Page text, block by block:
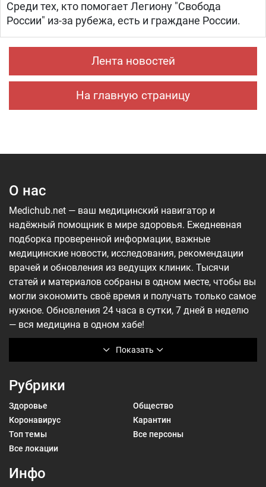
Среди тех, кто помогает Легиону "Свобода
России" из-за рубежа, есть и граждане России.
Лента новостей
На главную страницу
О нас
Показать
Medichub.net — ваш медицинский навигатор и
надёжный помощник в мире здоровья. Ежедневная
подборка проверенной информации, важные
медицинские новости, исследования, рекомендации
врачей и обновления из ведущих клиник. Тысячи
статей и материалов собраны в одном месте, чтобы вы
могли экономить своё время и получать только самое
нужное. Обновления 24 часа в сутки, 7 дней в неделю
— вся медицина в одном хабе!
Рубрики
Здоровье
Общество
Коронавирус
Карантин
Топ темы
Все персоны
Все локации
Инфо